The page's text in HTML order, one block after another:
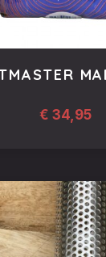
€ 34,95